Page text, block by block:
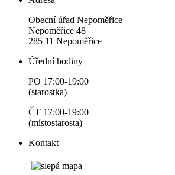
Obecní úřad Nepoměřice
Nepoměřice 48
285 11 Nepoměřice
Úřední hodiny
PO 17:00-19:00
(starostka)
ČT 17:00-19:00
(místostarosta)
Kontakt